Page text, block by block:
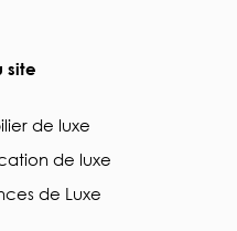
site
de luxe
de luxe
de Luxe